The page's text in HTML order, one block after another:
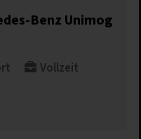
Benz Unimog
Vollzeit